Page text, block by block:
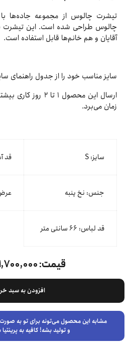
تیشرت چالوس از مجموعه جاده‌ها با
چالوس طراحی شده است. این تیشرت
آقایان و هم خانم‌ها قابل استفاده است.
سایز مناسب خود را از جدول راهنمای
ارسال این محصول ۱
زمان می‌برد.
سایز: S قد
جنس: نخ پنبه عرض
قد لباس: ۶۶ سانتی متر
قیمت:۱,۷۰۰,۰۰۰
افزودن به سبد
مشابه این محصول می‌تونه برای تو به
و تولید بشه! کافیه به